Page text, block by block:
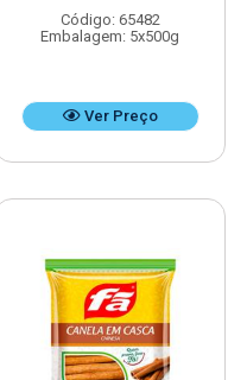
Código: 65482
Embalagem: 5x500g
Ver Preço